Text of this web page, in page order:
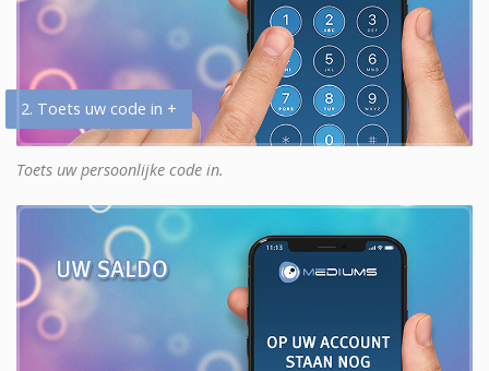
2. Toets uw code in +
Toets uw persoonlijke code in.